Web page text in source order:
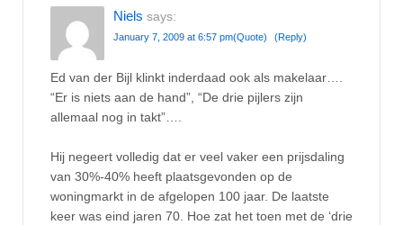
Niels says:
January 7, 2009 at 6:57 pm(Quote) (Reply)
Ed van der Bijl klinkt inderdaad ook als makelaar….
“Er is niets aan de hand”, “De drie pijlers zijn
allemaal nog in takt”….
Hij negeert volledig dat er veel vaker een prijsdaling
van 30%-40% heeft plaatsgevonden op de
woningmarkt in de afgelopen 100 jaar. De laatste
keer was eind jaren 70. Hoe zat het toen met de ‘drie